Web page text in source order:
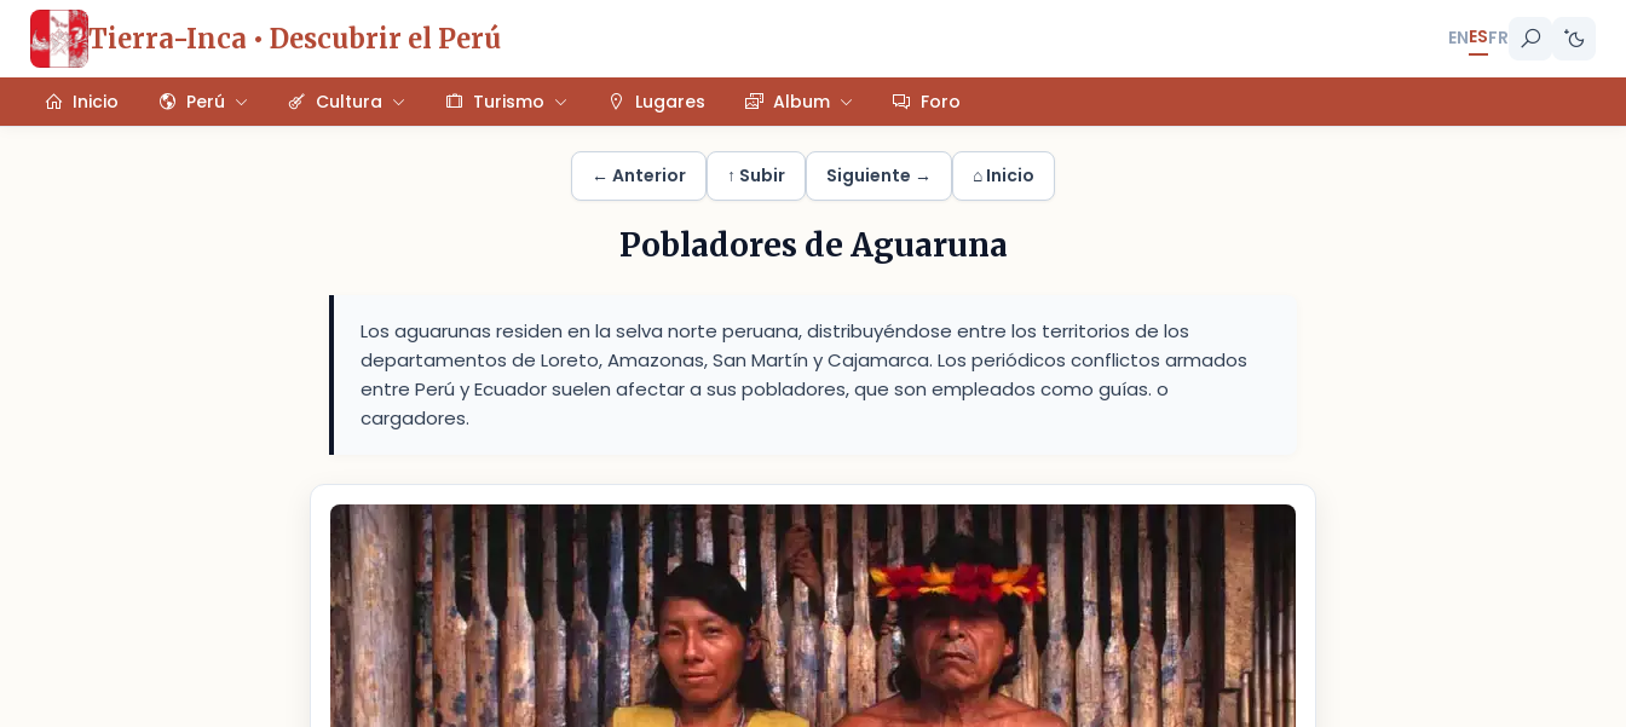
Tierra-Inca • Descubrir el Perú ENESFR
Inicio Perú Cultura Turismo Lugares Album Foro
← Anterior ↑ Subir Siguiente → ⌂ Inicio
Pobladores de Aguaruna
Los aguarunas residen en la selva norte peruana, distribuyéndose entre los territorios de los
departamentos de Loreto, Amazonas, San Martín y Cajamarca. Los periódicos conflictos armados
entre Perú y Ecuador suelen afectar a sus pobladores, que son empleados como guías. o
cargadores.